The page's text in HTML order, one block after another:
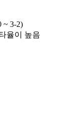
~ 3-2)
율이 높음